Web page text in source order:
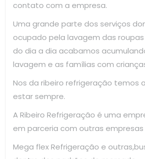
contato com a empresa.
Uma grande parte dos serviços
ocupado pela lavagem das
do dia a dia acabamos
lavagem e as famílias com
Nos da ribeiro refrigeração temos
estar sempre.
A Ribeiro Refrigeração é uma
em parceria com outras
Mega flex Refrigeração e